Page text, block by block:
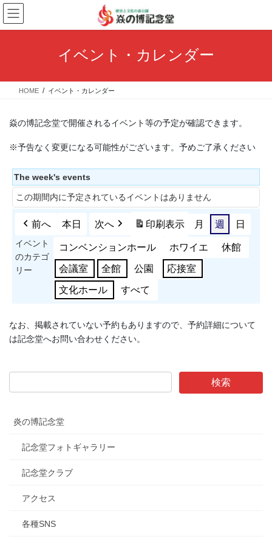
コ
ン
テ
ス
ナ
ビ
ゲ
ン
イベント・カレンダー
HOME イベント・カレンダー
焱の博記念堂で開催されるイベント等の予定が確認できます。
※予告なく変更になる可能性がございます。予めご了承ください
The week's events
この期間内に予定されているイベントはありません
前へ 本日 次へ 印刷表示 月 週 日
イベント
のカテゴ
リー
コンベンションホール ホワイエ 休館
会議室 全館 公園 応接室
文化ホール すべて
なお、掲載されていない予約もありますので、予約詳細について
は記念堂へお問い合わせください。
炎の博記念堂
記念堂フォトギャラリー
記念堂クラブ
アクセス
各種SNS